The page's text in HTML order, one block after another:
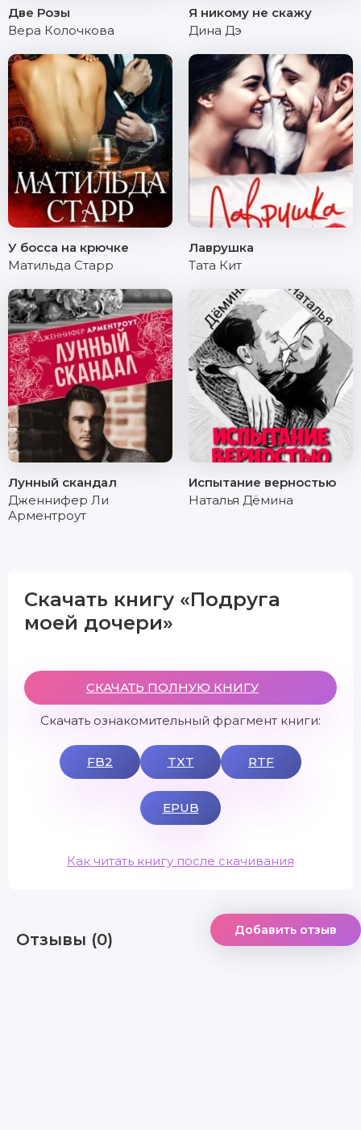
Две Розы
Вера Колочкова
Я никому не скажу
Дина Дэ
У босса на крючке
Матильда Старр
Лаврушка
Тата Кит
Лунный скандал
Дженнифер Ли
Арментроут
Испытание верностью
Наталья Дёмина
Скачать книгу «Подруга
моей дочери»
СКАЧАТЬ ПОЛНУЮ КНИГУ
Скачать ознакомительный фрагмент книги:
FB2 TXT RTF
EPUB
Как читать книгу после скачивания
Отзывы (0) Добавить отзыв